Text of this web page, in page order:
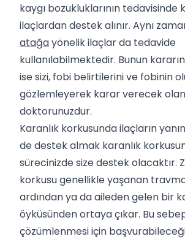
kaygı bozukluklarının tedavisinde
ilaçlardan destek alınır. Aynı
atağayönelik ilaçlar da tedavide
kullanılabilmektedir. Bunun
ise sizi, fobi belirtilerini ve fobinin
gözlemleyerek karar verecek olan
doktorunuzdur.
Karanlık korkusunda ilaçların
de destek almak karanlık
sürecinizde size destek olacaktır.
korkusu genellikle yaşanan
ardından ya da aileden gelen bir
öyküsünden ortaya çıkar. Bu
çözümlenmesi için